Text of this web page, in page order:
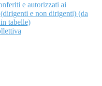
e autorizzati ai
e non dirigenti) (da
tabelle)